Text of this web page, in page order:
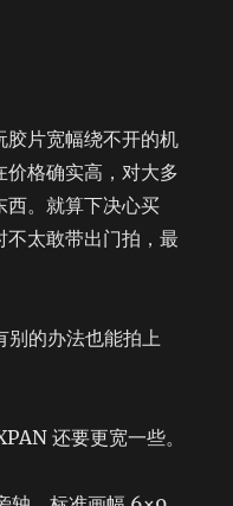
片宽幅绕不开的机
格确实高，对大多
西。就算下决心买
不太敢带出门拍，最
别的办法也能拍上
还要更宽一些。